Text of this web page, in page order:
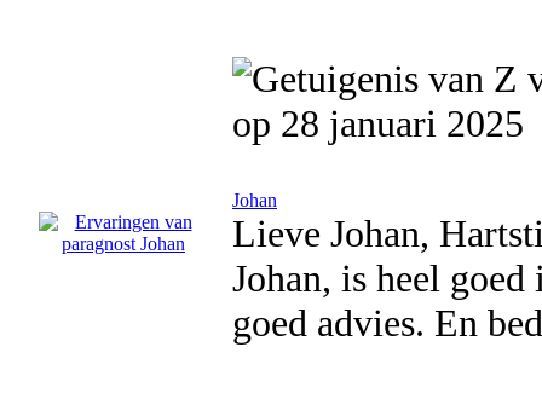
op 28 januari 2025
Johan
Lieve Johan,
Johan, is heel
goed advies. En